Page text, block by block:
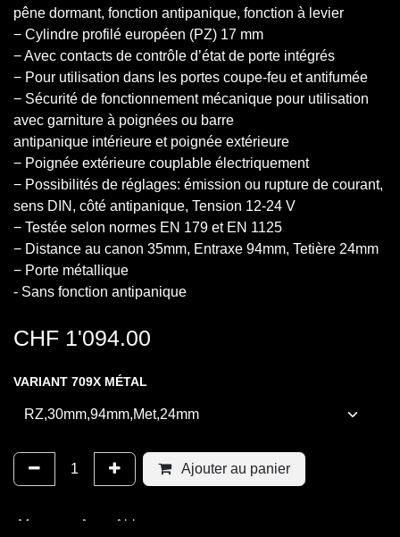
pêne dormant, fonction antipanique, fonction à levier
− Cylindre profilé européen (PZ) 17 mm
− Avec contacts de contrôle d’état de porte intégrés
− Pour utilisation dans les portes coupe-feu et antifumée
− Sécurité de fonctionnement mécanique pour utilisation
avec garniture à poignées ou barre
antipanique intérieure et poignée extérieure
− Poignée extérieure couplable électriquement
− Possibilités de réglages: émission ou rupture de courant,
sens DIN, côté antipanique, Tension 12-24 V
− Testée selon normes EN 179 et EN 1125
− Distance au canon 35mm, Entraxe 94mm, Tetière 24mm
− Porte métallique
- Sans fonction antipanique
CHF 1'094.00
VARIANT 709X MÉTAL
Ajouter au panier
Marques Assa Abloy